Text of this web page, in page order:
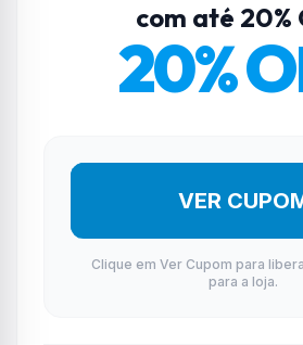
com até 20%
20%
VER
Clique em Ver Cupom para
para a loja.